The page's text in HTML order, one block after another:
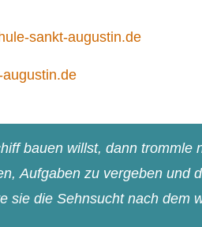
sankt-augustin.de
bauen willst, dann trommle
Aufgaben zu vergeben und
sie die Sehnsucht nach dem